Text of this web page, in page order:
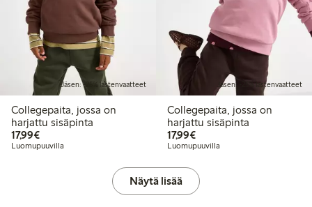
Jäsen: -25% lastenvaatteet
Collegepaita, jossa on
harjattu sisäpinta
17,99€17,99 €
Luomupuuvilla
Jäsen: -25% lastenvaatteet
Collegepaita, jossa on
harjattu sisäpinta
17,99€17,99 €
Luomupuuvilla
Näytä lisää